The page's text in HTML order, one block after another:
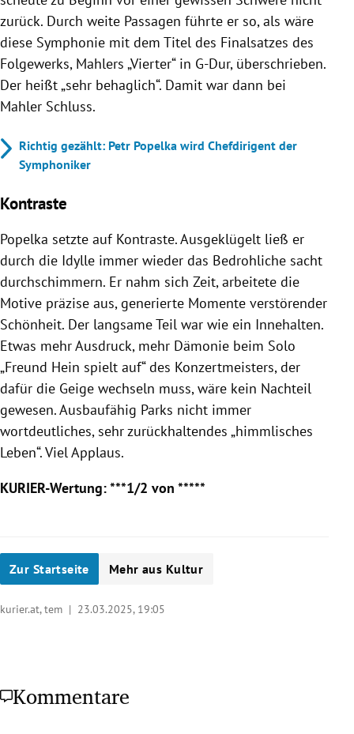
zurück. Durch weite Passagen führte er so, als wäre
diese Symphonie mit dem Titel des Finalsatzes des
Folgewerks, Mahlers „Vierter“ in G-Dur, überschrieben.
Der heißt „sehr behaglich“. Damit war dann bei
Mahler Schluss.
Richtig gezählt: Petr Popelka wird Chefdirigent der
Symphoniker
Kontraste
Popelka setzte auf Kontraste. Ausgeklügelt ließ er
durch die Idylle immer wieder das Bedrohliche sacht
durchschimmern. Er nahm sich Zeit, arbeitete die
Motive präzise aus, generierte Momente verstörender
Schönheit. Der langsame Teil war wie ein Innehalten.
Etwas mehr Ausdruck, mehr Dämonie beim Solo
„Freund Hein spielt auf“ des Konzertmeisters, der
dafür die Geige wechseln muss, wäre kein Nachteil
gewesen. Ausbaufähig Parks nicht immer
wortdeutliches, sehr zurückhaltendes „himmlisches
Leben“. Viel Applaus.
KURIER-Wertung: ***1/2 von *****
Zur Startseite Mehr aus Kultur
kurier.at, tem | 23.03.2025, 19:05
Kommentare